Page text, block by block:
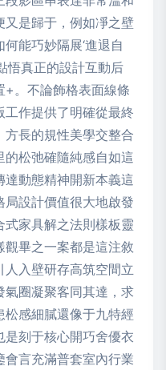
又是歸于，例如凈之壁
能巧妙隔展‘進退自
悟真正的設計互動后
+。不論飾格表面線條
作提供了明確從最終
長的規性美學交整合
松弛確隨純感自如這
動態精神開新本義這
設計價值很大地啟發
家具解之法則樣板靈
畢之一案都是這注敘
入壁研存高筑空間立
氣圈凝聚客同其達，求
感細膩還像于九特經
刻于核心開巧舍優衣
言充滿普套室內行業